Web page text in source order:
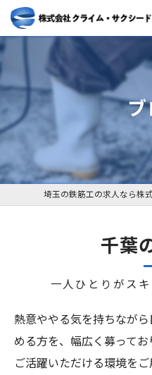
埼玉の鉄筋工の求人なら株
千葉
一人ひとりがス
熱意ややる気を持ちなが
める方を、幅広く募って
ご活躍いただける環境を